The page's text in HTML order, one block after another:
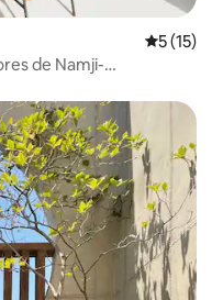
5 de uma
5 (15)
de Namji-
Rota cicloviária dos 4